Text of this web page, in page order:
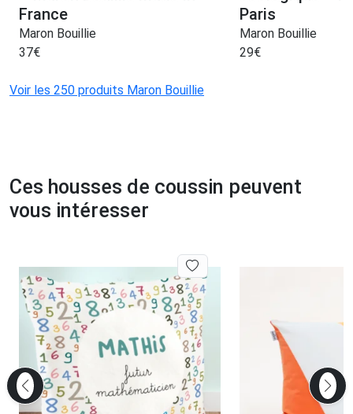
France
Maron Bouillie
37€
Paris
Maron Bouillie
29€
Voir les 250 produits Maron Bouillie
Ces housses de coussin peuvent
vous intéresser